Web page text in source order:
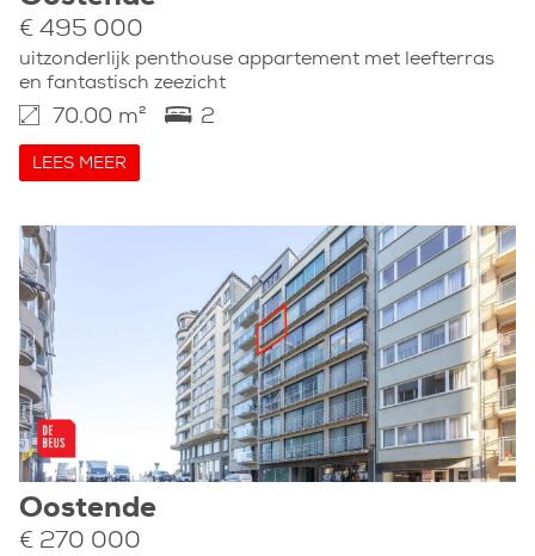
€ 495 000
uitzonderlijk penthouse appartement met leefterras
en fantastisch zeezicht
70.00 m² 2
LEES MEER
Oostende
€ 270 000